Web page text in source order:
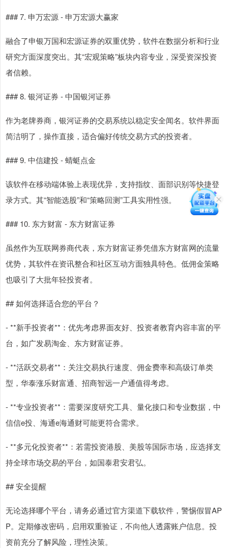
### 7. 申万宏源 - 申万宏源大赢家
融合了申银万国和宏源证券的双重优势，软件在数据分析和行业
研究方面深度突出。其“宏观策略”板块内容专业，深受资深投资
者信赖。
### 8. 银河证券 - 中国银河证券
作为老牌券商，银河证券的交易系统以稳定安全闻名。软件界面
简洁明了，操作直接，适合偏好传统交易方式的投资者。
### 9. 中信建投 - 蜻蜓点金
该软件在移动端体验上表现优异，支持指纹、面部识别等快捷登
录方式。其“智能选股”和“策略回测”工具实用性强。
### 10. 东方财富 - 东方财富证券
虽然作为互联网券商代表，东方财富证券凭借东方财富网的流量
优势，其软件在资讯整合和社区互动方面独具特色。低佣金策略
也吸引了大批年轻投资者。
## 如何选择适合您的平台？
- **新手投资者**：优先考虑界面友好、投资者教育内容丰富的平
台，如广发易淘金、东方财富证券。
- **活跃交易者**：关注交易执行速度、佣金费率和高级订单类
型，华泰涨乐财富通、招商智远一户通值得考虑。
- **专业投资者**：需要深度研究工具、量化接口和专业数据，中
信信e投、海通e海通财可能更符合需求。
- **多元化投资者**：若需投资港股、美股等国际市场，应选择支
持全球市场交易的平台，如国泰君安君弘。
## 安全提醒
无论选择哪个平台，请务必通过官方渠道下载软件，警惕假冒AP
P。定期修改密码，启用双重验证，不向他人透露账户信息。投
资前充分了解风险，理性决策。